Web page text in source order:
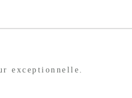
exceptionnelle.